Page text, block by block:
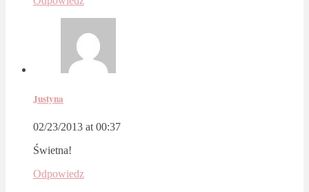
Justyna
02/23/2013 at 00:37
Świetna!
Odpowiedz